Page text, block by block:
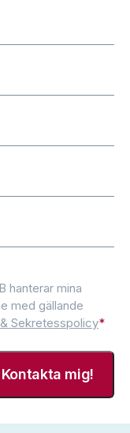
hanterar mina
med gällande
Sekretesspolicy*